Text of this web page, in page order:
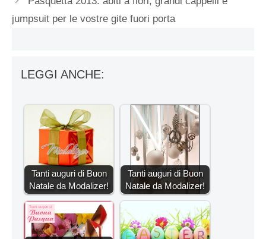
jumpsuit per le vostre gite fuori porta
LEGGI ANCHE:
Tanti auguri di Buon
Natale da Modalizer!
Tanti auguri di Buon
Natale da Modalizer!